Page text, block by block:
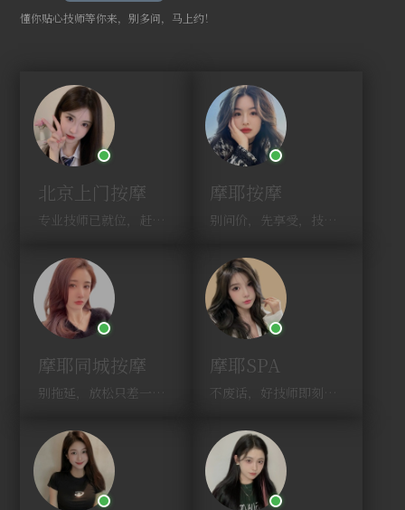
懂你贴心技师等你来，别多问，马上约！
北京上门按摩
专业技师已就位，赶紧下单！
摩耶按摩
别问价，先享受，技师马上到！
摩耶同城按摩
别拖延，放松只差一次点击！
摩耶SPA
不废话，好技师即刻上门，约！